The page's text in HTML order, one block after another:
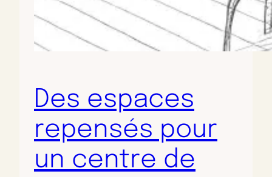
Des espaces
repensés pour
un centre de